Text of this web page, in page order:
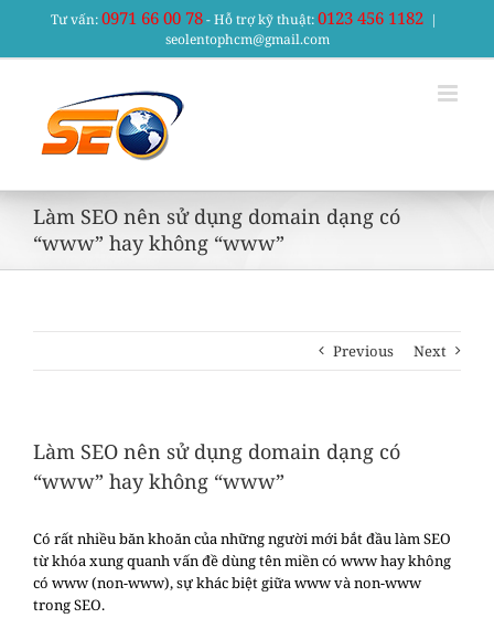
content
Tư vấn:0971 66 00 78- Hỗ trợ kỹ thuật:0123 456 1182 |
seolentophcm@gmail.com
Làm SEO nên sử dụng domain dạng có
“www” hay không “www”
Previous Next
Làm SEO nên sử dụng domain dạng có
“www” hay không “www”
Có rất nhiều băn khoăn của những người mới bắt đầu làm SEO
từ khóa xung quanh vấn đề dùng tên miền có www hay không
có www (non-www), sự khác biệt giữa www và non-www
trong SEO.